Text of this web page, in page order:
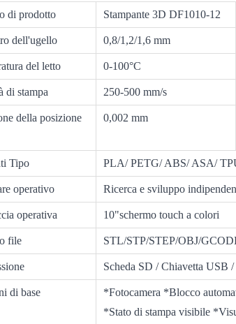
di prodotto Stampante 3D DF1010-12
dell'ugello 0,8/1,2/1,6 mm
del letto 0-100°C
di stampa 250-500 mm/s
della posizione 0,002 mm
Tipo PLA/ PETG/ ABS/ ASA/
operativo Ricerca e sviluppo
operativa 10"schermo touch a colori
file STL/STP/STEP/OBJ/
Scheda SD / Chiavetta USB
di base
*Fotocamera *Blocco
*Stato di stampa visibile